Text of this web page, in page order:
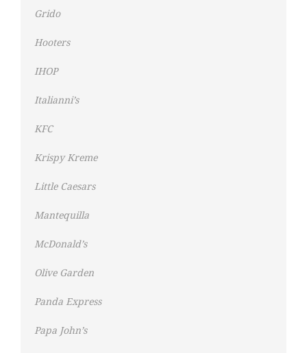
Grido
Hooters
IHOP
Italianni’s
KFC
Krispy Kreme
Little Caesars
Mantequilla
McDonald’s
Olive Garden
Panda Express
Papa John’s